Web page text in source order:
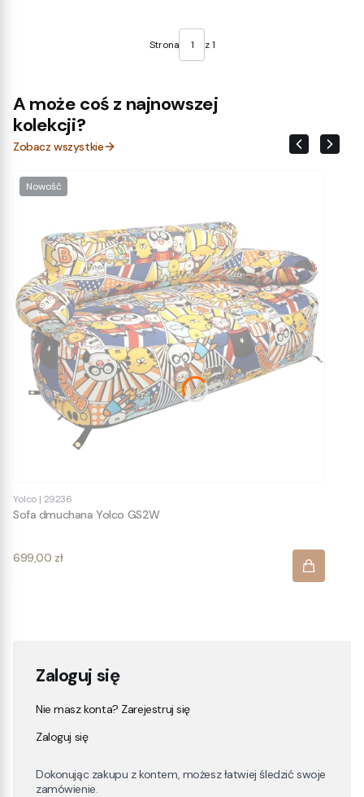
Strona z 1
A może coś z najnowszej
kolekcji?
Zobacz wszystkie
Nowość
Yolco | 29236
Sofa dmuchana Yolco GS2W
Cena
699,00 zł
Zaloguj się
Nie masz konta? Zarejestruj się
Zaloguj się
Dokonując zakupu z kontem, możesz łatwiej śledzić swoje
zamówienie.